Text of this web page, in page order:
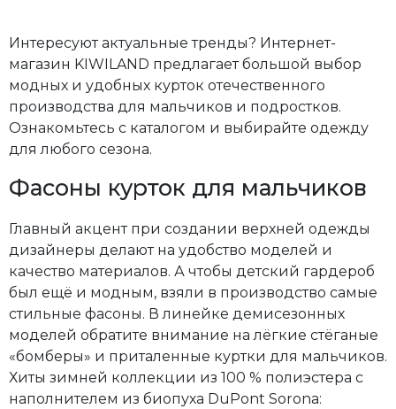
Состав
изделия
-100%
полиэстер,
ткань
подкладочная
-100%
полиэстер.
Наполнитель
биопух
DuPont
Sorona. (2)
Интересуют актуальные тренды? Интернет-
магазин KIWILAND предлагает большой выбор
модных и удобных курток отечественного
производства для мальчиков и подростков.
Ознакомьтесь с каталогом и выбирайте одежду
для любого сезона.
Фасоны курток для мальчиков
Главный акцент при создании верхней одежды
дизайнеры делают на удобство моделей и
качество материалов. А чтобы детский гардероб
был ещё и модным, взяли в производство самые
стильные фасоны. В линейке демисезонных
моделей обратите внимание на лёгкие стёганые
«бомберы» и приталенные куртки для мальчиков.
Хиты зимней коллекции из 100 % полиэстера с
наполнителем из биопуха DuPont Sorona: